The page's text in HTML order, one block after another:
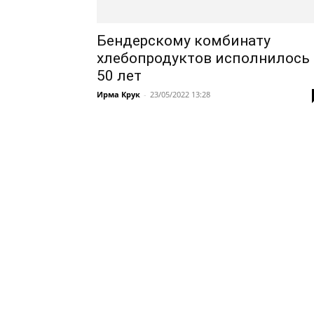
Бендерскому комбинату
хлебопродуктов исполнилось
50 лет
Ирма Крук - 23/05/2022 13:28